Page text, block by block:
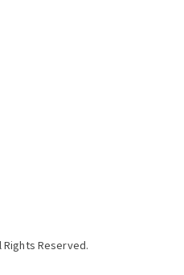
Rights Reserved.